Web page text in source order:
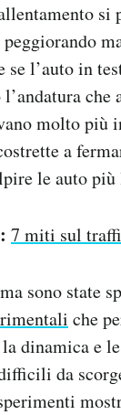
si
peggiorando
se l’auto in
che
molto più
a
le auto più
7 miti sul
sono state
che
dinamica e
da